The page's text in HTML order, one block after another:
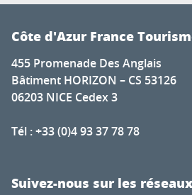
Côte d'Azur France
455 Promenade Des Anglais
Bâtiment HORIZON – CS 53126
06203 NICE Cedex 3
Tél : +33 (0)4 93 37 78 78
Suivez-nous sur les